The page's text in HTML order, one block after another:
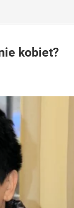
kobiet?